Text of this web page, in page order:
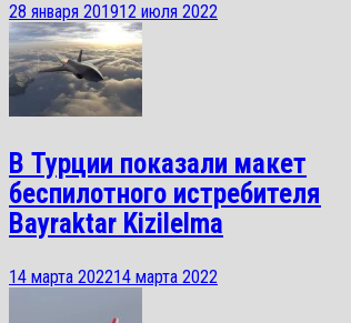
28 января 201912 июля 2022
В Турции показали макет
беспилотного истребителя
Bayraktar Kizilelma
14 марта 202214 марта 2022